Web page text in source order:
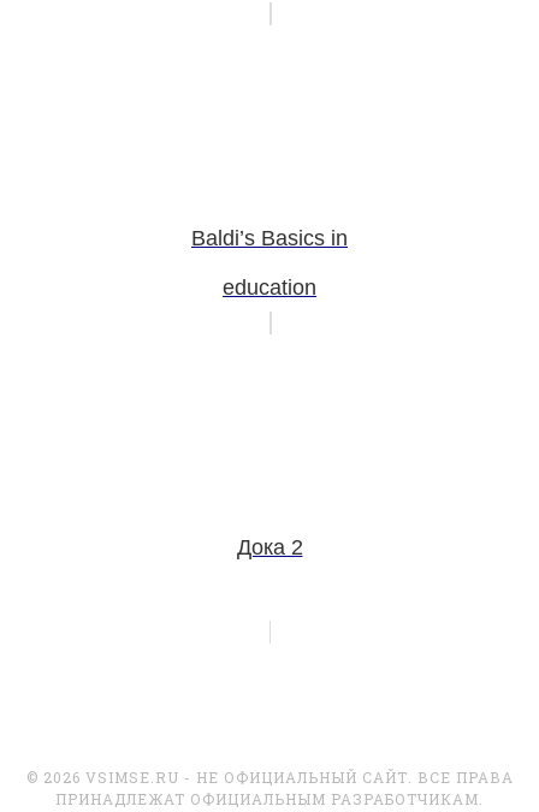
Baldi’s Basics in
education
Дока 2
© 2026 VSIMSE.RU - НЕ ОФИЦИАЛЬНЫЙ САЙТ. ВСЕ ПРАВА
ПРИНАДЛЕЖАТ ОФИЦИАЛЬНЫМ РАЗРАБОТЧИКАМ.